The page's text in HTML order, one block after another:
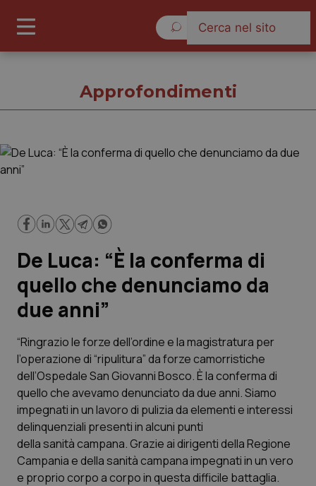
Governo e Parlamento
Regioni e Asl
Lavoro e Professioni
Scienza e Farmaci
Studi e Analisi
Lettere al direttore
Edizioni Regionali
Approfondimenti
De Luca: “È la conferma di
quello che denunciamo da
due anni”
“Ringrazio le forze dell’ordine e la magistratura per
l’operazione di “ripulitura” da forze camorristiche
dell’Ospedale San Giovanni Bosco. È la conferma di
quello che avevamo denunciato da due anni. Siamo
impegnati in un lavoro di pulizia da elementi e interessi
delinquenziali presenti in alcuni punti
della sanità campana. Grazie ai dirigenti della Regione
Campania e della sanità campana impegnati in un vero
e proprio corpo a corpo in questa difficile battaglia.